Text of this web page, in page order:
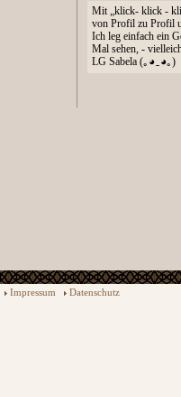
Mit „klick- klick -
von Profil zu Profil
Ich leg einfach ein
Mal sehen, -
LG Sabela (｡◕‿◕｡)
Impressum Datenschutz